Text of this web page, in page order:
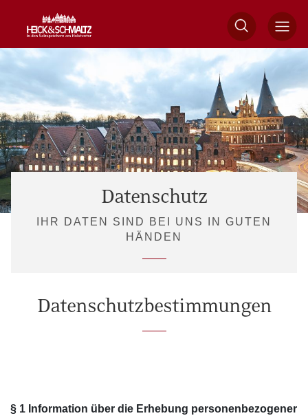
Datenschutz
IHR DATEN SIND BEI UNS IN GUTEN
HÄNDEN
Datenschutzbestimmungen
§ 1 Information über die Erhebung personenbezogener